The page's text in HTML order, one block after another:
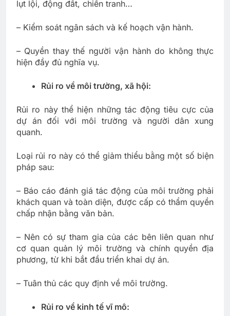
lụt lội, động đất, chiến tranh…
– Kiểm soát ngân sách và kế hoạch vận hành.
– Quyền thay thế người vận hành do không thực
hiện đầy đủ nghĩa vụ.
Rủi ro về môi trường, xã hội:
Rủi ro này thể hiện những tác động tiêu cực của
dự án đối với môi trường và người dân xung
quanh.
Loại rủi ro này có thể giảm thiểu bằng một số biện
pháp sau:
– Báo cáo đánh giá tác động của môi trường phải
khách quan và toàn diện, được cấp có thẩm quyền
chấp nhận bằng văn bản.
– Nên có sự tham gia của các bên liên quan như
cơ quan quản lý môi trường và chính quyền địa
phương, từ khi bắt đầu triển khai dự án.
– Tuân thủ các quy định về môi trường.
Rủi ro về kinh tế vĩ mô: